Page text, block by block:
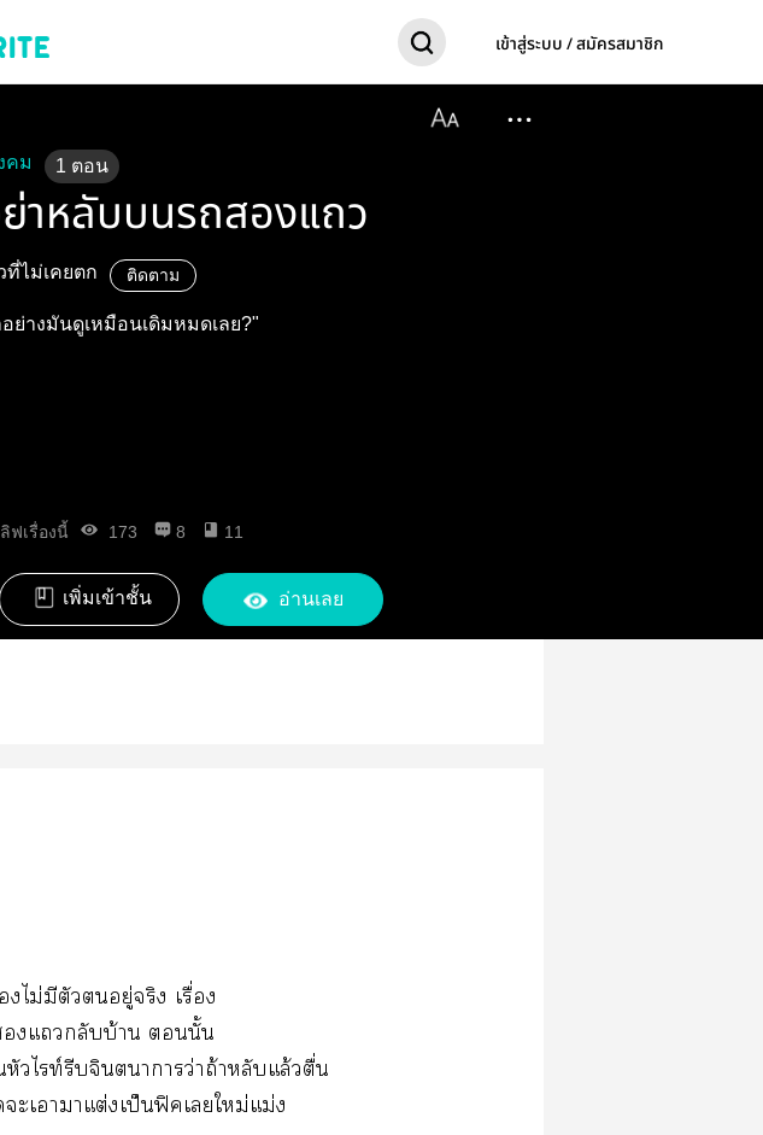
เข้าสู่ระบบ / สมัครสมาชิก
คม 1 ตอน
าหลับบนรถสองแถว
ที่ไม่เคยตก ติดตาม
ย่างมันดูเหมือนเดิมหมดเลย?"
ฟเรื่องนี้ 173 8 11
เพิ่มเข้าชั้น อ่านเลย
งไม่มีตัวอยู่จริง เรื่อง
แกลับบ้าน นั้น
วไท์รีบจินตนาการว่าถ้าหลับแล้วตื่น
ะเาาแต่งเป็นฟิคเใหม่แม่ง